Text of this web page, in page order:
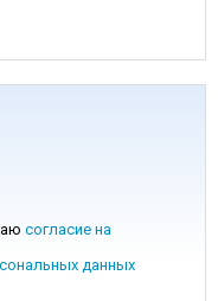
согласие на
данных